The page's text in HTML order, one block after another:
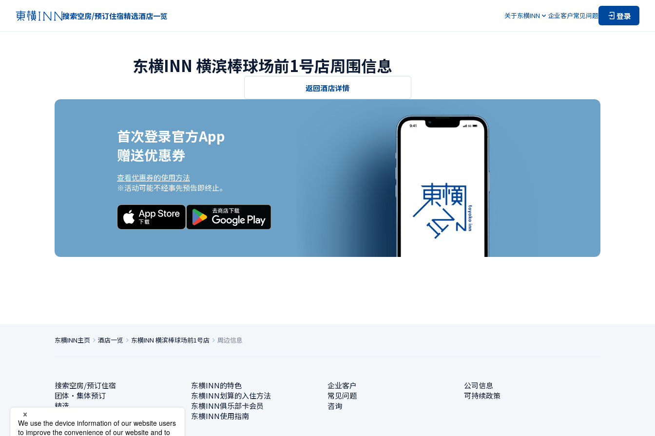
搜索空房/预订住宿精选酒店一览 关于东横INN 企业客户常见问题 登录
东横INN 横滨棒球场前1号店周围信息
返回酒店详情
首次登录官方App
赠送优惠券
查看优惠券的使用方法
※活动可能不经事先预告即终止。
东横INN主页 酒店一览 东横INN 横滨棒球场前1号店 周边信息
搜索空房/预订住宿
团体・集体预订
精选
东横INN的特色
东横INN划算的入住方法
东横INN俱乐部卡会员
东横INN使用指南
企业客户
常见问题
咨询
公司信息
可持续政策